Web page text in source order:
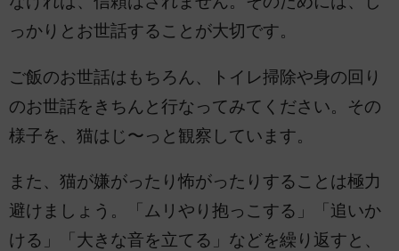
っかりとお世話することが大切です。
ご飯のお世話はもちろん、トイレ掃除や身の回り
のお世話をきちんと行なってみてください。その
様子を、猫はじ〜っと観察しています。
また、猫が嫌がったり怖がったりすることは極力
避けましょう。「ムリやり抱っこする」「追いか
ける」「大きな音を立てる」などを繰り返すと、